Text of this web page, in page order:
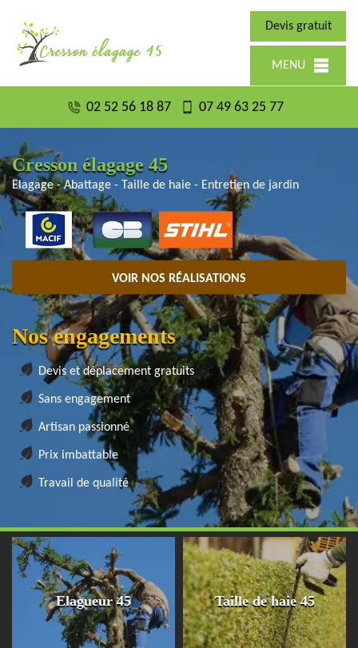
Devis gratuit
MENU
02 52 56 18 87 07 49 63 25 77
Cresson élagage 45
Elagage - Abattage - Taille de haie - Entretien de jardin
VOIR NOS RÉALISATIONS
Nos engagements
Devis et déplacement gratuits
Sans engagement
Artisan passionné
Prix imbattable
Travail de qualité
Elagueur 45 Taille de haie 45